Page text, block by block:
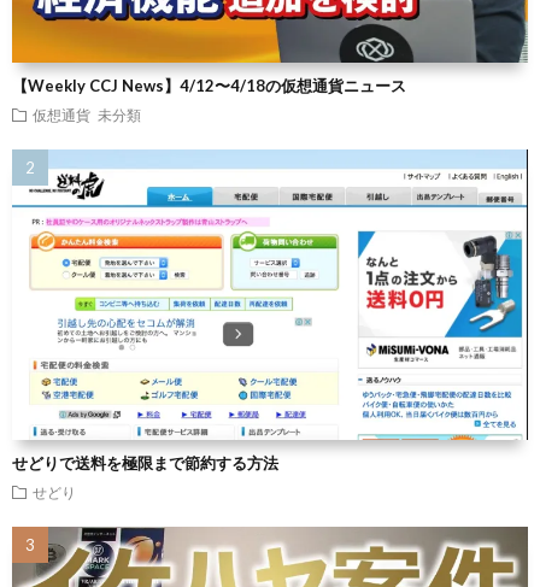
【Weekly CCJ News】4/12〜4/18の仮想通貨ニュース
仮想通貨 未分類
せどりで送料を極限まで節約する方法
せどり